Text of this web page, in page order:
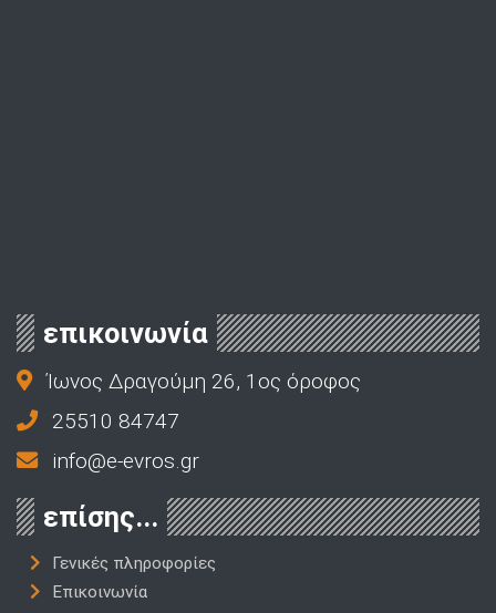
επικοινωνία
Ίωνος Δραγούμη 26, 1ος όροφος
25510 84747
info@e-evros.gr
επίσης...
Γενικές πληροφορίες
Επικοινωνία